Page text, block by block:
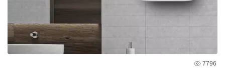
7796